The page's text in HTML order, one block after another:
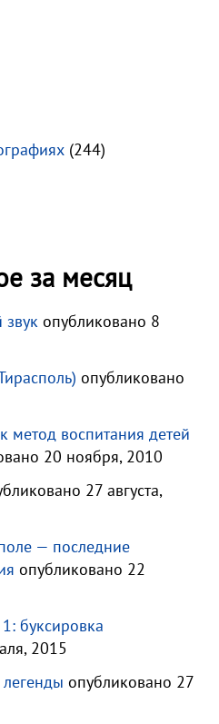
(244)
за месяц
опубликовано 8
опубликовано
метод воспитания детей
20 ноября, 2010
27 августа,
— последние
опубликовано 22
буксировка
2015
опубликовано 27